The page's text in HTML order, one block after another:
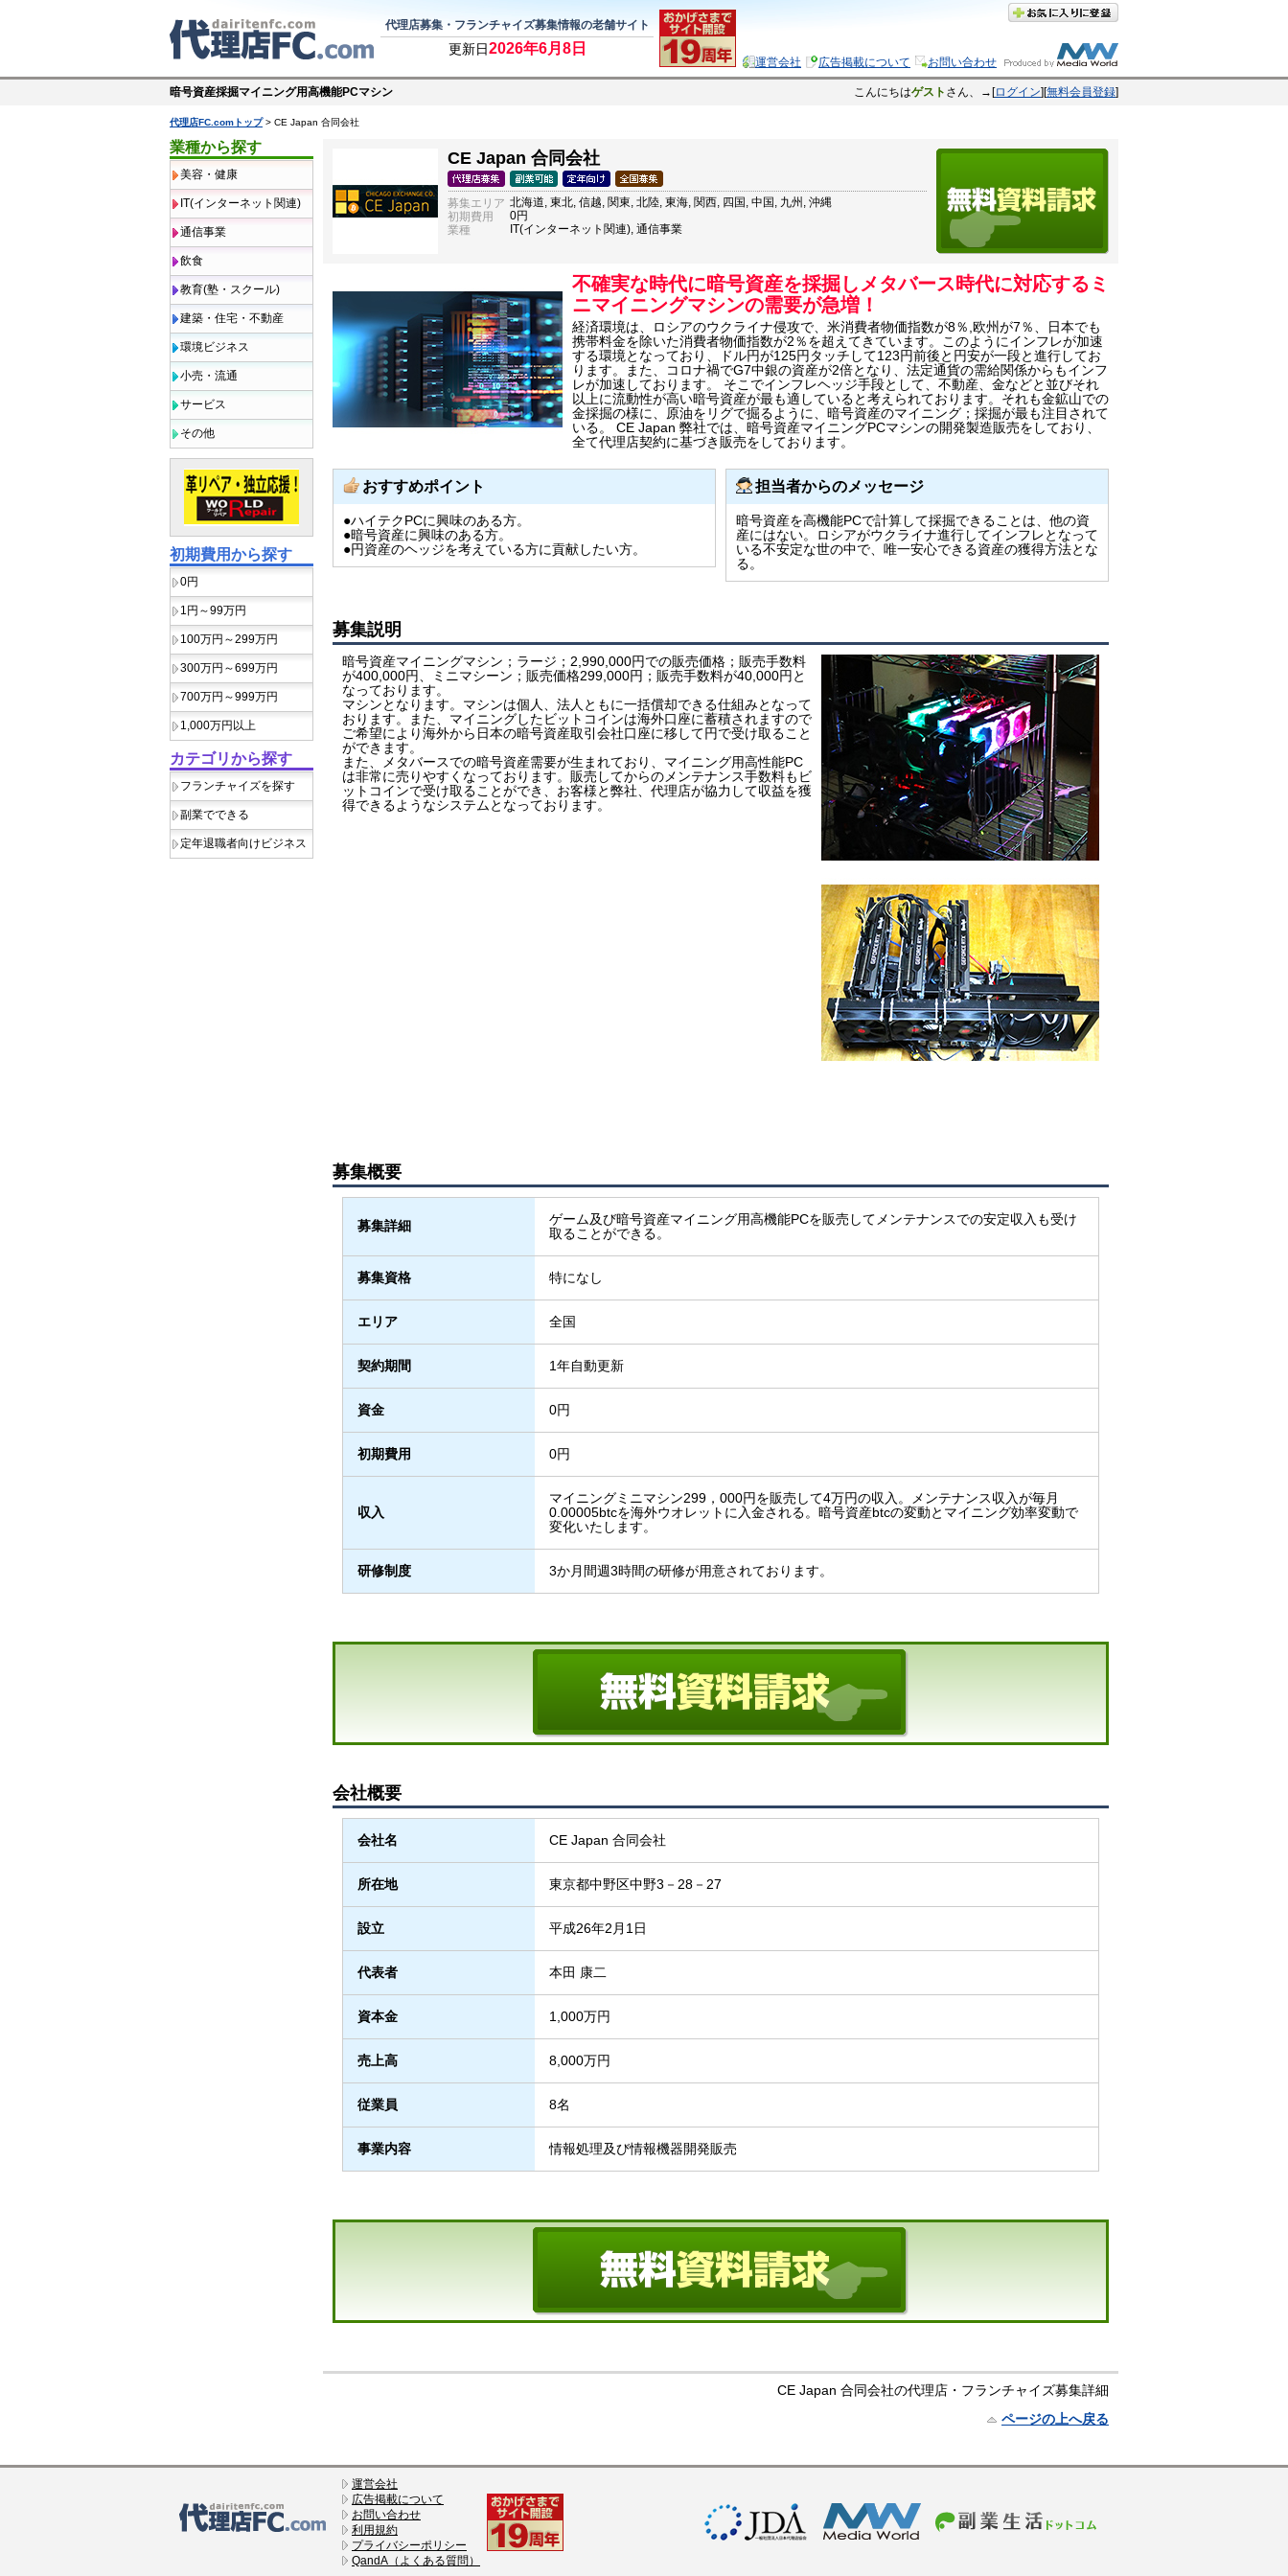
暗号資産採掘マイニング用高機能PCマシン
代理店募集・フランチャイズ募集情報の老舗サイト
更新日2026年6月8日
運営会社 広告掲載について お問い合わせ
こんにちはゲスト さん、→[ログイン][無料会員登録]
代理店FC.comトップ> CE Japan 合同会社
CE Japan 合同会社
募集エリア 北海道, 東北, 信越, 関東, 北陸, 東海, 関西, 四国, 中国, 九州, 沖縄
初期費用
0円
業種
IT(インターネット関連), 通信事業
不確実な時代に暗号資産を採掘しメタバース時代に対応するミ
ニマイニングマシンの需要が急増！
経済環境は、ロシアのウクライナ侵攻で、米消費者物価指数が8％,欧州が7％、日本でも
携帯料金を除いた消費者物価指数が2％を超えてきています。このようにインフレが加速
する環境となっており、ドル円が125円タッチして123円前後と円安が一段と進行してお
ります。また、コロナ禍でG7中銀の資産が2倍となり、法定通貨の需給関係からもインフ
レが加速しております。 そこでインフレヘッジ手段として、不動産、金などと並びそれ
以上に流動性が高い暗号資産が最も適していると考えられております。それも金鉱山での
金採掘の様に、原油をリグで掘るように、暗号資産のマイニング；採掘が最も注目されて
いる。 CE Japan 弊社では、暗号資産マイニングPCマシンの開発製造販売をしており、
全て代理店契約に基づき販売をしております。
おすすめポイント
●ハイテクPCに興味のある方。
●暗号資産に興味のある方。
●円資産のヘッジを考えている方に貢献したい方。
担当者からのメッセージ
暗号資産を高機能PCで計算して採掘できることは、他の資
産にはない。ロシアがウクライナ進行してインフレとなって
いる不安定な世の中で、唯一安心できる資産の獲得方法とな
る。
募集説明
暗号資産マイニングマシン；ラージ；2,990,000円での販売価格；販売手数料
が400,000円、ミニマシーン；販売価格299,000円；販売手数料が40,000円と
なっております。
マシンとなります。マシンは個人、法人ともに一括償却できる仕組みとなって
おります。また、マイニングしたビットコインは海外口座に蓄積されますので
ご希望により海外から日本の暗号資産取引会社口座に移して円で受け取ること
ができます。
また、メタバースでの暗号資産需要が生まれており、マイニング用高性能PC
は非常に売りやすくなっております。販売してからのメンテナンス手数料もビ
ットコインで受け取ることができ、お客様と弊社、代理店が協力して収益を獲
得できるようなシステムとなっております。
募集概要
募集詳細
ゲーム及び暗号資産マイニング用高機能PCを販売してメンテナンスでの安定収入も受け
取ることができる。
募集資格 特になし
エリア 全国
契約期間 1年自動更新
資金 0円
初期費用 0円
収入
マイニングミニマシン299，000円を販売して4万円の収入。メンテナンス収入が毎月
0.00005btcを海外ウオレットに入金される。暗号資産btcの変動とマイニング効率変動で
変化いたします。
研修制度 3か月間週3時間の研修が用意されております。
会社概要
会社名 CE Japan 合同会社
所在地 東京都中野区中野3－28－27
設立 平成26年2月1日
代表者 本田 康二
資本金 1,000万円
売上高 8,000万円
従業員 8名
事業内容 情報処理及び情報機器開発販売
CE Japan 合同会社の代理店・フランチャイズ募集詳細
ページの上へ戻る
業種から探す
美容・健康
IT(インターネット関連)
通信事業
飲食
教育(塾・スクール)
建築・住宅・不動産
環境ビジネス
小売・流通
サービス
その他
初期費用から探す
0円
1円～99万円
100万円～299万円
300万円～699万円
700万円～999万円
1,000万円以上
カテゴリから探す
フランチャイズを探す
副業でできる
定年退職者向けビジネス
運営会社
広告掲載について
お問い合わせ
利用規約
プライバシーポリシー
QandA（よくある質問）